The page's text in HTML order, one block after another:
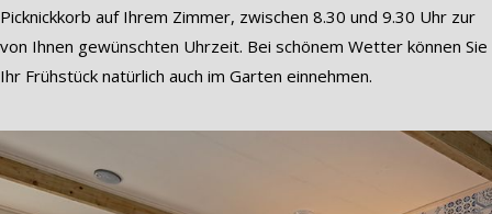
Picknickkorb auf Ihrem Zimmer, zwischen 8.30 und 9.30 Uhr zur
von Ihnen gewünschten Uhrzeit. Bei schönem Wetter können Sie
Ihr Frühstück natürlich auch im Garten einnehmen.